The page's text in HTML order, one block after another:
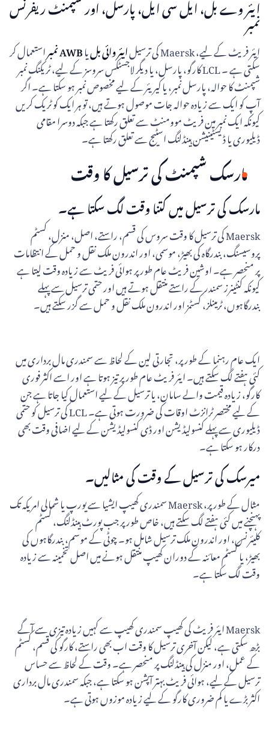
ایئر وے بل، ایل سی ایل، پارسل، اور شپمنٹ ریفرنس
نمبر
ایئر فریٹ کے لیے، Maersk کی ترسیل ایئر وائی بلیاAWB نمبر استعمال کر
سکتی ہے ۔ LCL کارگو، پارسل، یا دیگر لاجسٹکس سروسز کے لیے، ٹریکنگ نمبر
شپمنٹ کا حوالہ، پارسل نمبر، یا کیریئر کے لیے مخصوص نمبر ہو سکتا ہے۔ اگر
آپ کو ایک سے زیادہ حوالہ جات موصول ہوتے ہیں، تو ہر ایک کو ٹریک کریں
کیونکہ ایک نمبر مین فریٹ موومنٹ سے تعلق رکھتا ہے جبکہ دوسرا مقامی
ڈیلیوری یا ڈیسٹینیشن ہینڈلنگ اسٹیج سے تعلق رکھتا ہے۔
مارسک شپمنٹ کی ترسیل کا وقت
مارسک کی ترسیل میں کتنا وقت لگ سکتا ہے۔
Maersk کی ترسیل کا وقت سروس کی قسم، راستے، اصل، منزل، کسٹم
پروسیسنگ، بندرگاہ کی بھیڑ، موسمی، اور اندرون ملک نقل و حمل کے انتظامات
پر منحصر ہے۔ اوشین فریٹ عام طور پر ہوائی فریٹ سے زیادہ وقت لیتا ہے
کیونکہ کنٹینرز سمندر کے راستے منتقل ہوتے ہیں اور حتمی ترسیل سے پہلے
بندرگاہوں، ٹرمینلز، کسٹمز اور اندرون ملک نقل و حمل سے گزر سکتے ہیں۔
ایک عام رہنما کے طور پر، تجارتی لین کے لحاظ سے سمندری مال برداری میں
کئی ہفتے لگ سکتے ہیں۔ ایئر فریٹ عام طور پر تیز ہوتا ہے اور اسے اکثر فوری
کارگو، زیادہ قیمت والے سامان، یا ترسیل کے لیے استعمال کیا جاتا ہے جن
کے لیے مختصر ٹرانزٹ اوقات کی ضرورت ہوتی ہے۔ LCL کی ترسیل کو حتمی
ڈیلیوری سے پہلے کنسولیڈیشن اور ڈی کنسولیڈیشن کے لیے اضافی وقت بھی
درکار ہو سکتا ہے۔
میرسک کی ترسیل کے وقت کی مثالیں۔
مثال کے طور پر، Maersk سمندری کھیپ ایشیا سے یورپ یا شمالی امریکہ تک
پہنچنے میں کئی ہفتے لگ سکتے ہیں، خاص طور پر جب پورٹ ہینڈلنگ، کسٹم
کلیئرنس، اور اندرون ملک ترسیل شامل ہو۔ چوٹی کے موسم، بندرگاہوں کی
بھیڑ، یا کسٹم معائنہ کے دوران کھیپ منتقل ہونے میں اصل تخمینہ سے زیادہ
وقت لگ سکتا ہے۔
Maersk ایئر فریٹ کی کھیپ سمندری کھیپ سے کہیں زیادہ تیزی سے آگے
بڑھ سکتی ہے، لیکن آخری ترسیل کا وقت اب بھی راستے، کارگو کی قسم، کسٹم
کے عمل، اور منزل کی ہینڈلنگ پر منحصر ہے۔ وقت کے لحاظ سے حساس
ترسیل کے لیے، ہوائی فریٹ بہتر آپشن ہو سکتا ہے، جبکہ سمندری مال برداری
اکثر بڑے یا کم ضروری کارگو کے لیے زیادہ موزوں ہوتی ہے۔